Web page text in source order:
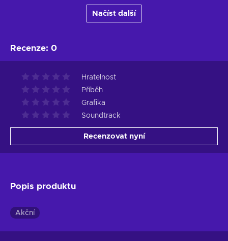
Načíst další
Recenze: 0
Hratelnost
Příběh
Grafika
Soundtrack
Recenzovat nyní
Popis produktu
Akční